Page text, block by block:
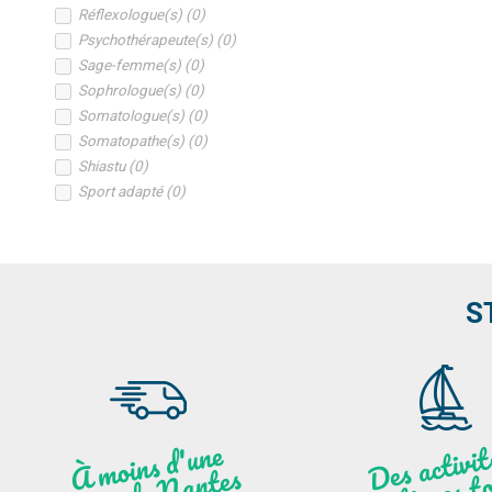
Réflexologue(s) (0)
Psychothérapeute(s) (0)
Sage-femme(s) (0)
Sophrologue(s) (0)
Somatologue(s) (0)
Somatopathe(s) (0)
Shiastu(0)
Sport adapté(0)
moi
ns
d'u
ne
heu
re
de
N
a